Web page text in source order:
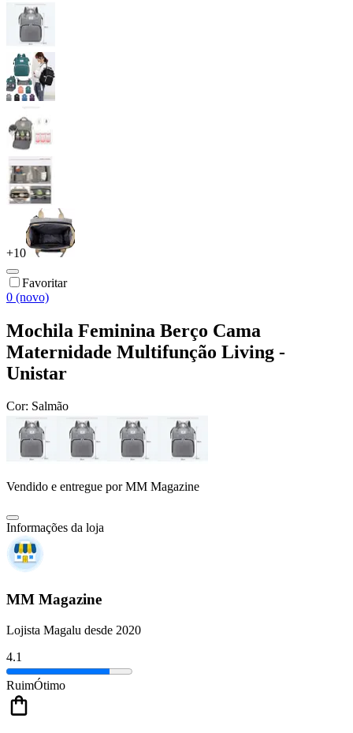
+10
Favoritar
0 (novo)
Mochila Feminina Berço Cama
Maternidade Multifunção Living -
Unistar
Cor: Salmão
Vendido e entregue por MM Magazine
Informações da loja
MM Magazine
Lojista Magalu desde 2020
4.1
RuimÓtimo